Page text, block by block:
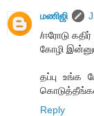
மணிஜி
/ஈரோடு கதிர்
கோழி
தப்பு உங்க
Reply